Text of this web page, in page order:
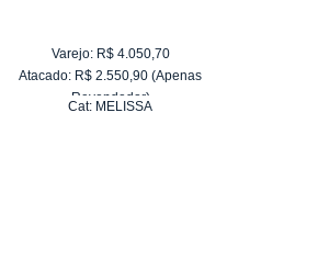
Varejo: R$ 4.050,70
Atacado: R$ 2.550,90 (Apenas
Revendedor)
Cat: MELISSA